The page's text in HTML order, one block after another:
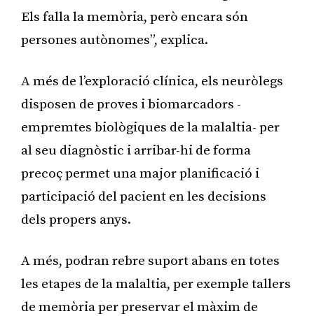
Els falla la memòria, però encara són
persones autònomes”, explica.
A més de l’exploració clínica, els neuròlegs
disposen de proves i biomarcadors -
empremtes biològiques de la malaltia- per
al seu diagnòstic i arribar-hi de forma
precoç permet una major planificació i
participació del pacient en les decisions
dels propers anys.
A més, podran rebre suport abans en totes
les etapes de la malaltia, per exemple tallers
de memòria per preservar el màxim de